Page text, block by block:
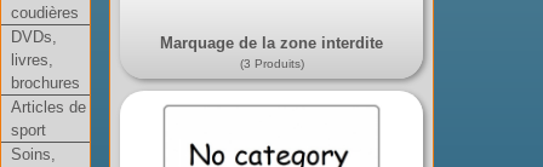
coudières
DVDs,
livres,
brochures
Articles de
sport
Soins,
Marquage de la zone interdite
(3 Produits)